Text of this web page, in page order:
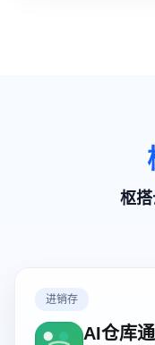
枢
进销存
AI仓库通